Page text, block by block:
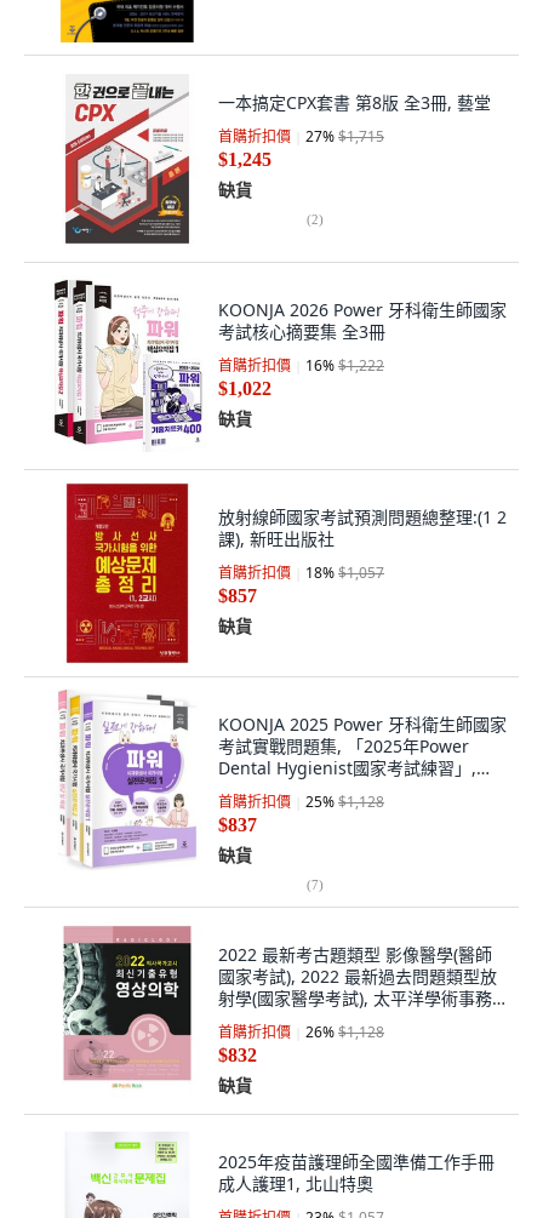
一本搞定CPX套書 第8版 全3冊, 藝堂
首購折扣價 27%$1,715
$1,245
缺貨
(2)
KOONJA 2026 Power 牙科衛生師國家
考試核心摘要集 全3冊
首購折扣價 16%$1,222
$1,022
缺貨
放射線師國家考試預測問題總整理:(1 2
課), 新旺出版社
首購折扣價 18%$1,057
$857
缺貨
KOONJA 2025 Power 牙科衛生師國家
考試實戰問題集, 「2025年Power
Dental Hygienist國家考試練習」,
「Smart Edu K Academy(作者)」
首購折扣價 25%$1,128
$837
缺貨
(7)
2022 最新考古題類型 影像醫學(醫師
國家考試), 2022 最新過去問題類型放
射學(國家醫學考試), 太平洋學術事務
局 (作者), Pacific Books
首購折扣價 26%$1,128
$832
缺貨
2025年疫苗護理師全國準備工作手冊
成人護理1, 北山特奧